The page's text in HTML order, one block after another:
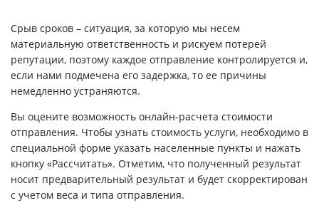
Срыв сроков – ситуация, за которую мы несем
материальную ответственность и рискуем потерей
репутации, поэтому каждое отправление контролируется и,
если нами подмечена его задержка, то ее причины
немедленно устраняются.
Вы оцените возможность онлайн-расчета стоимости
отправления. Чтобы узнать стоимость услуги, необходимо в
специальной форме указать населенные пункты и нажать
кнопку «Рассчитать». Отметим, что полученный результат
носит предварительный результат и будет скорректирован
с учетом веса и типа отправления.